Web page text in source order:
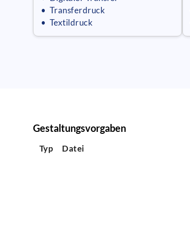
• Transferdruck
• Textildruck
Gestaltungsvorgaben
Typ Datei